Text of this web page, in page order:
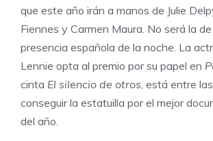
que este año irán a manos de Julie
Fiennes y Carmen Maura. No será la
presencia española de la noche. La
Lennie opta al premio por su papel en
cinta El silencio de otros, está entre
conseguir la estatuilla por el mejor
del año.